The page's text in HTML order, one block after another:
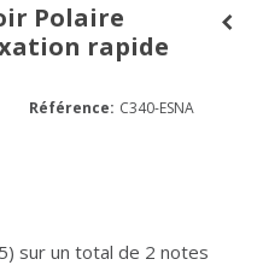
Polaire
rapide
Référence: C340-ESNA
sur un total de 2 notes